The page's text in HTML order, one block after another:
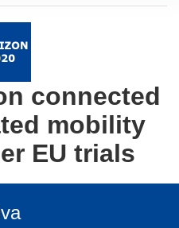
connected
mobility
EU trials